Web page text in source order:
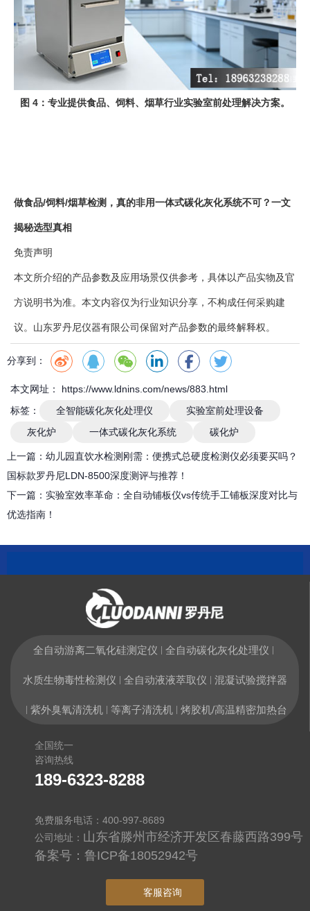
图 4：专业提供食品、饲料、烟草行业实验室前处理解决方案。
做食品/饲料/烟草检测，真的非用一体式碳化灰化系统不可？一文
揭秘选型真相
免责声明
本文所介绍的产品参数及应用场景仅供参考，具体以产品实物及官
方说明书为准。本文内容仅为行业知识分享，不构成任何采购建
议。山东罗丹尼仪器有限公司保留对产品参数的最终解释权。
分享到：
本文网址： https://www.ldnins.com/news/883.html
标签：
全智能碳化灰化处理仪
实验室前处理设备
灰化炉
一体式碳化灰化系统 碳化炉
上一篇： 幼儿园直饮水检测刚需：便携式总硬度检测仪必须要买吗？
国标款罗丹尼LDN-8500深度测评与推荐！
下一篇： 实验室效率革命：全自动铺板仪vs传统手工铺板深度对比与
优选指南！
全自动游离二氧化硅测定仪 | 全自动碳化灰化处理仪 |
水质生物毒性检测仪 | 全自动液液萃取仪 | 混凝试验搅拌器
| 紫外臭氧清洗机 | 等离子清洗机 | 烤胶机/高温精密加热台
全国统一
咨询热线
189-6323-8288
免费服务电话：400-997-8689
公司地址： 山东省滕州市经济开发区春藤西路399号
备案号： 鲁ICP备18052942号
客服咨询